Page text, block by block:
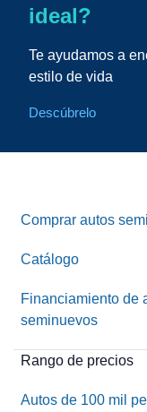
ideal?
Te ayudamos a
estilo de vida
Descúbrelo
Comprar autos
Catálogo
Financiamiento de
seminuevos
Rango de precios
Autos de 100 mil